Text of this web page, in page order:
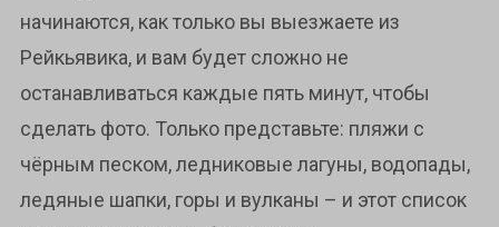
начинаются, как только вы выезжаете из
Рейкьявика, и вам будет сложно не
останавливаться каждые пять минут, чтобы
сделать фото. Только представьте: пляжи с
чёрным песком, ледниковые лагуны, водопады,
ледяные шапки, горы и вулканы – и этот список